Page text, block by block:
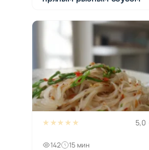
★★★★★ 5,0
142 15 мин